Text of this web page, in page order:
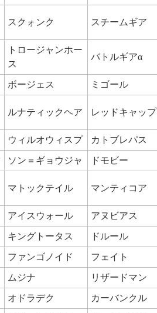
スクォンク スチームギア
トロージャンホー
ス
バトルギアα
ボージェス ミゴール
ルナティックヘア レッドキャップ
ウィルオウィスプ カトブレパス
ソン＝ギョウジャ ドモビー
マトックテイル マンティコア
アイスウォール アヌビアス
キングトータス ドルール
ファンゴノイド フェイト
ムジナ リザードマン
オドラデク カーバンクル